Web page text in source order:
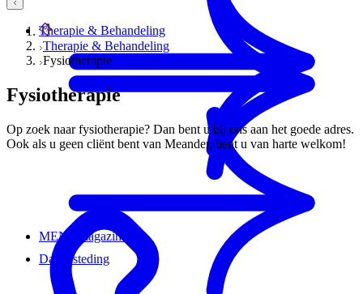
Dagbesteding
Therapie & Behandeling
MENS magazine
Therapie & Behandeling
Fysiotherapie
Fysiotherapie
Op zoek naar fysiotherapie? Dan bent u bij ons aan het goede adres.
Ook als u geen cliënt bent van Meander, bent u van harte welkom!